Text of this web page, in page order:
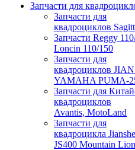
Запчасти для
Запчасти для
квадроциклов
Запчасти Reggy
Loncin 110/150
Запчасти для
квадроциклов
YAMAHA PUMA-
Запчасти для
квадроциклов
Avantis, MotoLand
Запчасти для
квадроцикла Jianshe
JS400 Mountain Lion